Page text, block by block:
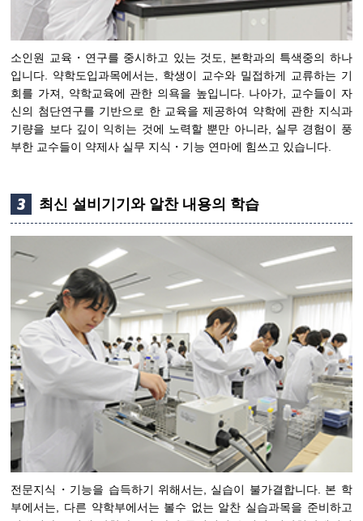
소인원 교육・연구를 중시하고 있는 것도, 본학과의 특색중의 하나
입니다. 약학도입과목에서는, 학생이 교수와 밀접하게 교류하는 기
회를 가져, 약학교육에 관한 의욕을 높입니다. 나아가, 교수들이 자
신의 첨단연구를 기반으로 한 교육을 제공하여 약학에 관한 지식과
기량을 보다 깊이 익히는 것에 노력할 뿐만 아니라, 실무 경험이 풍
부한 교수들이 약제사 실무 지식・기능 연마에 힘쓰고 있습니다.
최신 설비기기와 알찬 내용의 학습
전문지식・기능을 습득하기 위해서는, 실습이 불가결합니다. 본 학
부에서는, 다른 약학부에서는 볼수 없는 알찬 실습과목을 준비하고